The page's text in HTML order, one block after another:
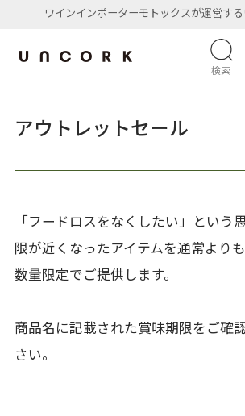
ワインインポーターモトックスが運営す
検索
アウトレットセール
「フードロスをなくしたい」という
限が近くなったアイテムを通常より
数量限定でご提供します。
商品名に記載された賞味期限をご確
さい。